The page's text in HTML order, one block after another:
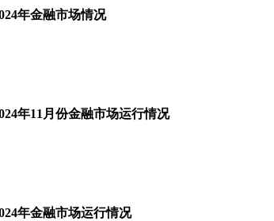
年金融市场情况
年11月份金融市场运行情况
年金融市场运行情况